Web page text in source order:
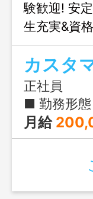
験歓迎! 安
生充実&資
カスタ
正社員
■ 勤務形態：固定
月給